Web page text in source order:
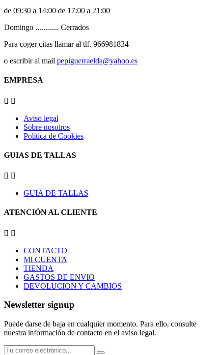
de 09:30 a 14:00 de 17:00 a 21:00
Domingo ............ Cerrados
Para coger citas llamar al tlf. 966981834
o escribir al mail pepiguerraelda@yahoo.es
EMPRESA
 
Aviso legal
Sobre nosotros
Política de Cookies
GUIAS DE TALLAS
 
GUIA DE TALLAS
ATENCIÓN AL CLIENTE
 
CONTACTO
MI CUENTA
TIENDA
GASTOS DE ENVIO
DEVOLUCION Y CAMBIOS
Newsletter signup
Puede darse de baja en cualquier momento. Para ello, consulte
nuestra información de contacto en el aviso legal.